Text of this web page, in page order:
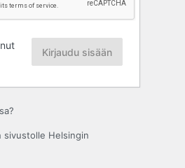
sivustolle Helsingin